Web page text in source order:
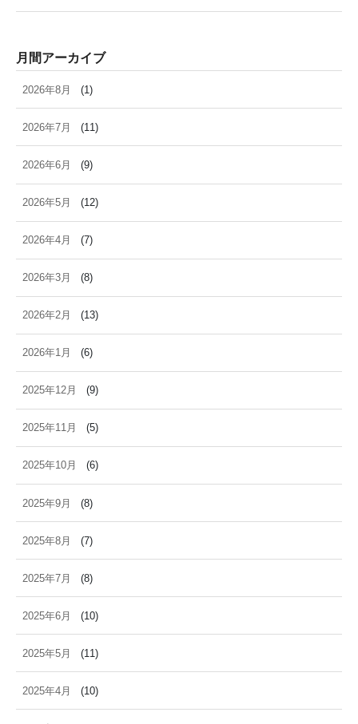
月間アーカイブ
2026年8月 (1)
2026年7月 (11)
2026年6月 (9)
2026年5月 (12)
2026年4月 (7)
2026年3月 (8)
2026年2月 (13)
2026年1月 (6)
2025年12月 (9)
2025年11月 (5)
2025年10月 (6)
2025年9月 (8)
2025年8月 (7)
2025年7月 (8)
2025年6月 (10)
2025年5月 (11)
2025年4月 (10)